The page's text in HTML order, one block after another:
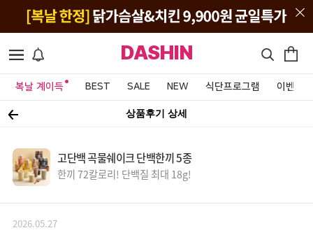
DASHIN
복날 계이득 BEST SALE NEW 식단프로그램 이벤트&
상품후기 상세
고단백 곡물쉐이크 단백한끼 5종
한끼 72칼로리! 단백질 최대 18g!
2026.05.27